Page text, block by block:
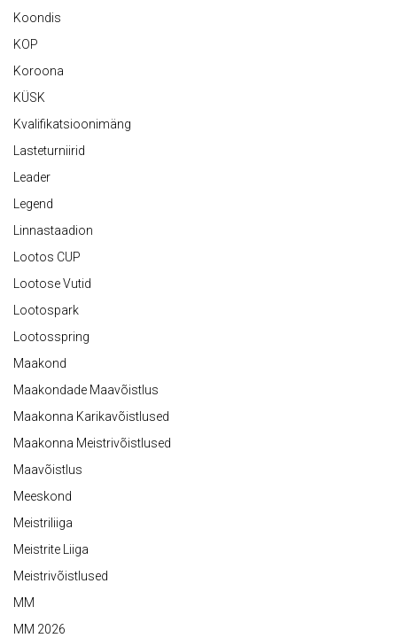
Koondis
KOP
Koroona
KÜSK
Kvalifikatsioonimäng
Lasteturniirid
Leader
Legend
Linnastaadion
Lootos CUP
Lootose Vutid
Lootospark
Lootosspring
Maakond
Maakondade Maavõistlus
Maakonna Karikavõistlused
Maakonna Meistrivõistlused
Maavõistlus
Meeskond
Meistriliiga
Meistrite Liiga
Meistrivõistlused
MM
MM 2026